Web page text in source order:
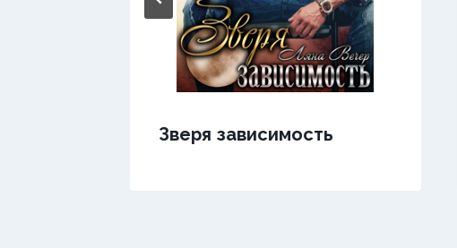
Зверя зависимость